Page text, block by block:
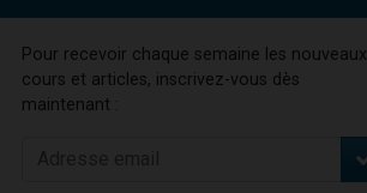
Pour recevoir chaque semaine les nouveaux
cours et articles, inscrivez-vous dès
maintenant :